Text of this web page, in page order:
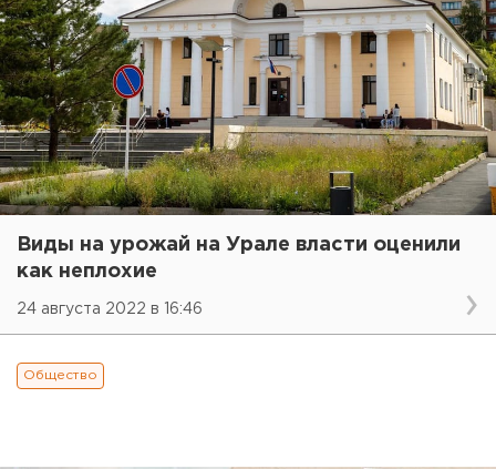
Виды на урожай на Урале власти оценили
как неплохие
24 августа 2022 в 16:46
Общество